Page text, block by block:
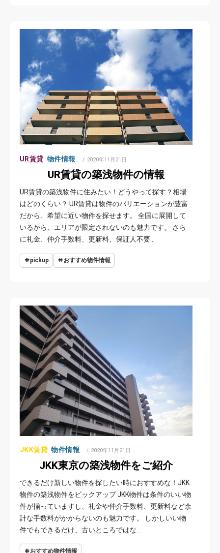
UR賃貸 物件情報
POSTED
2020年11月21日
UR賃貸の築浅物件の情報
UR賃貸の築浅物件に住みたい！どうやって探す？相場
はどのくらい？ UR賃貸は物件のバリエーションが豊富
だから、希望に近い物件を探せます。 全国に展開して
いるから、エリアが限定されないのも魅力です。 さら
に礼金、仲介手数料、更新料、保証人不要…
pickup おすすめ物件情報
JKK賃貸 物件情報
POSTED
2020年11月21日
JKK東京の築浅物件をご紹介
できるだけ新しい物件を探したい時におすすめな！JKK
物件の築浅物件をピックアップ JKK物件は条件のいい物
件が揃っていますし、礼金や仲介手数料、更新料など余
計な手数料がかからないのも魅力です。 しかしいい物
件でもできるだけ、古いところではな…
おすすめ物件情報